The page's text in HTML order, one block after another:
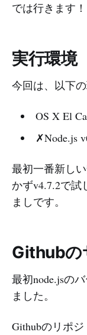
では行きます！
実行環境
今回は、以下
OS X El
✗Node.js
最初一番新し
かずv4.7.2で試
ましです。
Githubの
最初node.jsの
ました。
Githubのリポ